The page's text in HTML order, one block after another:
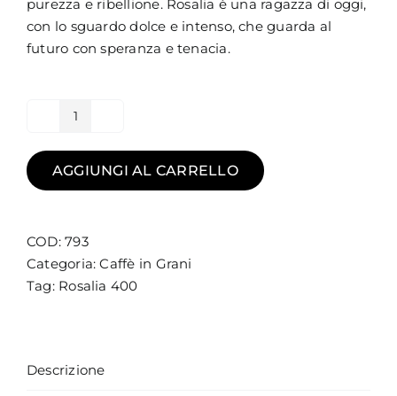
purezza e ribellione. Rosalia è una ragazza di oggi,
con lo sguardo dolce e intenso, che guarda al
futuro con speranza e tenacia.
Rosalia
#400
Limited
Edition
Caffè
in
grani
AGGIUNGI AL CARRELLO
COD:793
Categoria:Caffè in Grani
Tag: Rosalia 400
Descrizione